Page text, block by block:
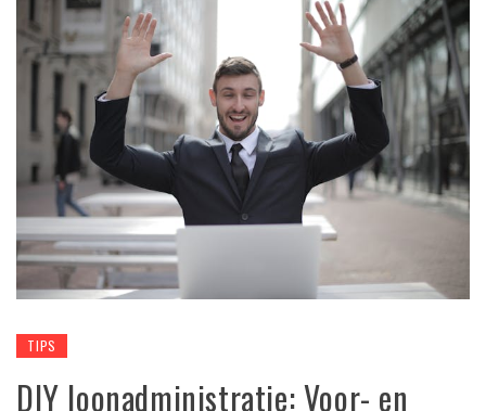
TIPS
DIY loonadministratie: Voor- en